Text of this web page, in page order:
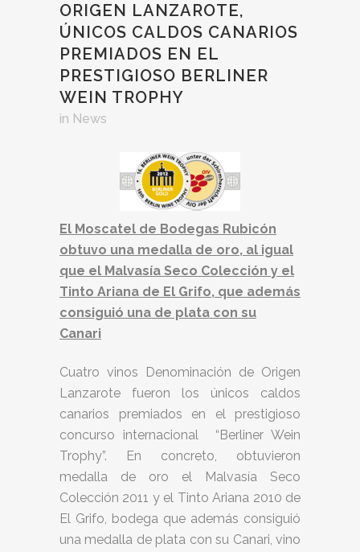
ORIGEN LANZAROTE,
ÚNICOS CALDOS CANARIOS
PREMIADOS EN EL
PRESTIGIOSO BERLINER
WEIN TROPHY
in News
El Moscatel de Bodegas Rubicón
obtuvo una medalla de oro, al igual
que el Malvasía Seco Colección y el
Tinto Ariana de El Grifo, que además
consiguió una de plata con su
Canari
Cuatro vinos Denominación de Origen
Lanzarote fueron los únicos caldos
canarios premiados en el prestigioso
concurso internacional “Berliner Wein
Trophy”. En concreto, obtuvieron
medalla de oro el Malvasía Seco
Colección 2011 y el Tinto Ariana 2010 de
El Grifo, bodega que además consiguió
una medalla de plata con su Canari, vino